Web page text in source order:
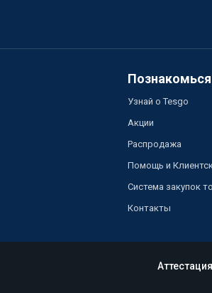
Узнай о Tesgo
Акции
Распродажа
Помощь и
Система закупок
Контакты
Аттестация